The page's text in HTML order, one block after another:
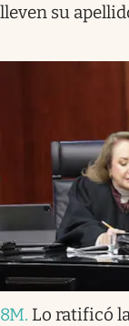
lleven su
8M. Lo ratificó